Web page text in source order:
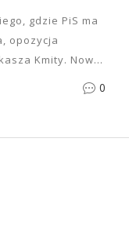
gdzie PiS ma
opozycja
Kmity. Nowe
co zostało
0